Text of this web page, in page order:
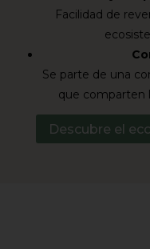
Facilidad de
Se parte de una
que comparten
Descubre el